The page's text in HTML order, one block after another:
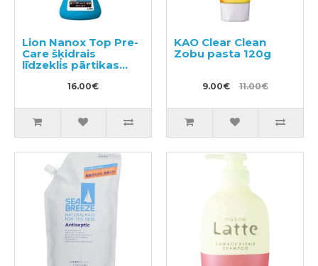
Lion Nanox Top Pre-
Care šķidrais
līdzeklis pārtikas
traipu noņemšanai
no apģērba 160g
16.00€
KAO Clear Clean
Zobu pasta 120g
9.00€ 11.00€